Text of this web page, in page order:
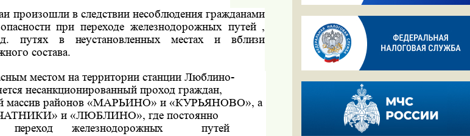
произошли в следствии несоблюдения гражданами
при переходе железнодорожных путей ,
путях в неустановленных местах и вблизи
состава.
местом на территории станции Люблино-
несанкционированный проход граждан,
массив районов «МАРЬИНО» и «КУРЬЯНОВО», а
и «ЛЮБЛИНО», где постоянно
переход железнодорожных
путей